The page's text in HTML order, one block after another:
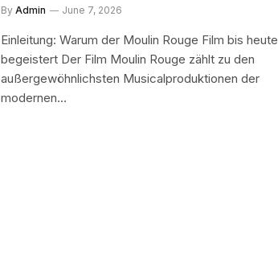
By Admin June 7, 2026
Einleitung: Warum der Moulin Rouge Film bis heute
begeistert Der Film Moulin Rouge zählt zu den
außergewöhnlichsten Musicalproduktionen der
modernen…